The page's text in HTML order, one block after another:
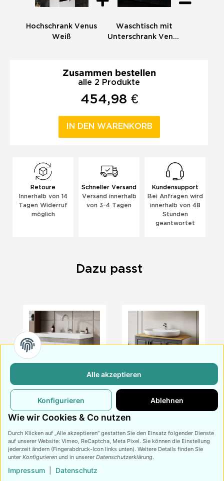
Hochschrank Venus
Weiß
Waschtisch mit
Unterschrank Venus
Zusammen bestellen
alle 2 Produkte
454,98 €
IN DEN WARENKORB
Retoure
Innerhalb von 14
Tagen Widerruf
möglich
Schneller Versand
Versand innerhalb
von 3-4 Tagen
Kundensupport
Bei Anfragen wird
innerhalb von 48
Stunden
geantwortet
Dazu passt
Waschtisch mit
Unterschrank Alfa
219,99€259,99€
Unterschrank Arin
Anthrazit 100
409,99€479,99€
Alle akzeptieren
Konfigurieren Ablehnen
Wie wir Cookies & Co nutzen
Durch Klicken auf „Alle akzeptieren“ gestatten Sie den Einsatz folgender Dienste
auf unserer Website: Vimeo, ReCaptcha, Meta Pixel. Sie können die Einstellung
jederzeit ändern (Fingerabdruck-Icon links unten). Weitere Details finden Sie
unter Konfigurieren und in unserer Datenschutzerklärung.
Impressum Datenschutz